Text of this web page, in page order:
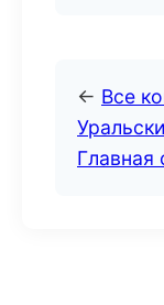
← Все
Главная